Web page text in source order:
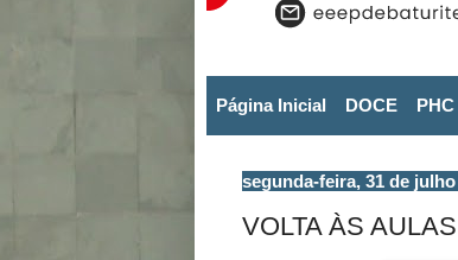
Página Inicial DOCE PHC
segunda-feira, 31 de julho
VOLTA ÀS